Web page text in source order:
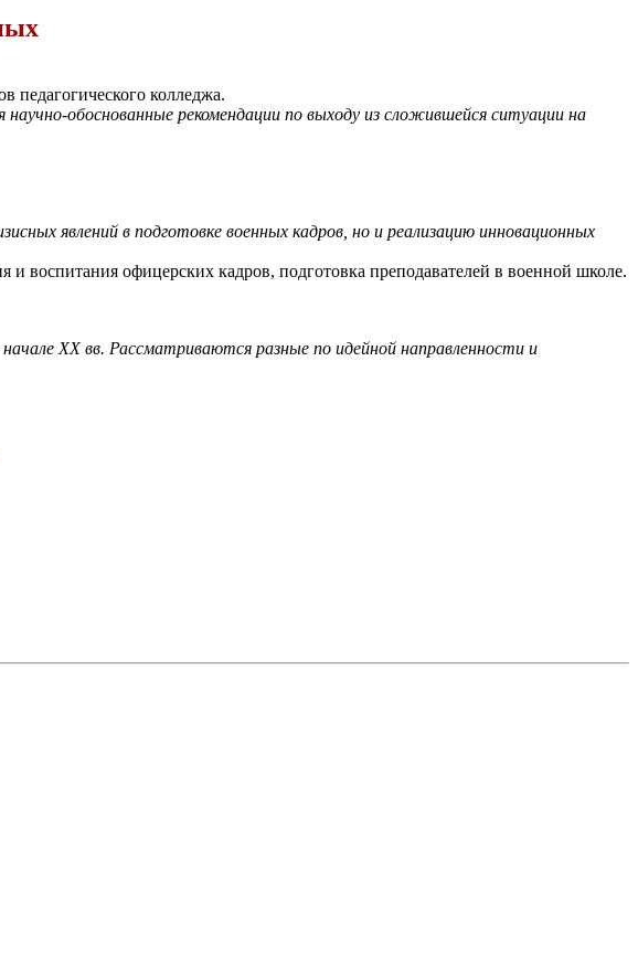
педагогического колледжа.
обоснованные рекомендации по выходу из сложившейся ситуации на
явлений в подготовке военных кадров, но и реализацию инновационных
и воспитания офицерских кадров, подготовка преподавателей в военной школе.
ХХ вв. Рассматриваются разные по идейной направленности и